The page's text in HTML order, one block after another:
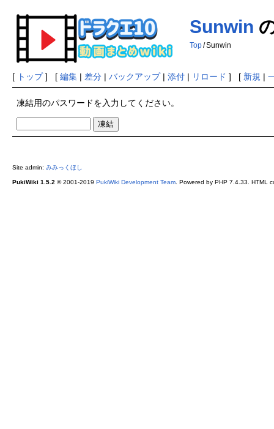
Sunwin
Top /Sunwin
[ トップ] [ 編集| 差分| バックアップ| 添付| リロード ] [ 新規 |
凍結用のパスワードを入力してください。
Site admin: みみっくほし
PukiWiki 1.5.2© 2001-2019 PukiWiki Development Team. Powered by PHP 7.4.33. HTML